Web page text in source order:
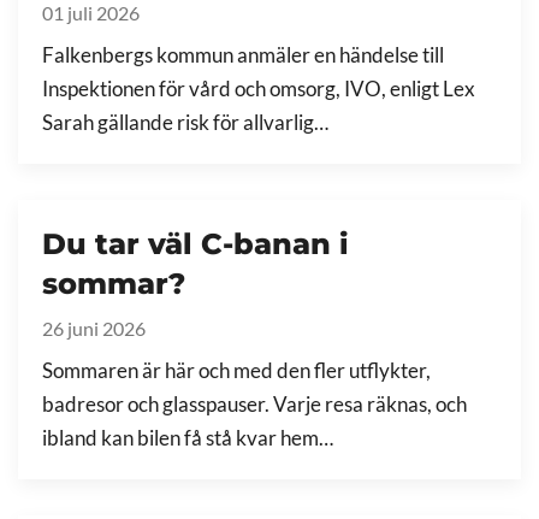
01 juli 2026
Falkenbergs kommun anmäler en händelse till
Inspektionen för vård och omsorg, IVO, enligt Lex
Sarah gällande risk för allvarlig…
Du tar väl C-banan i
sommar?
26 juni 2026
Sommaren är här och med den fler utflykter,
badresor och glasspauser. Varje resa räknas, och
ibland kan bilen få stå kvar hem…